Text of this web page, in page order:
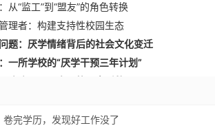
从“监工”到“盟友”的角色转换
理者：构建支持性校园生态
题：厌学情绪背后的社会文化变迁
一所学校的“厌学干预三年计划”
完学历，发现好工作没了